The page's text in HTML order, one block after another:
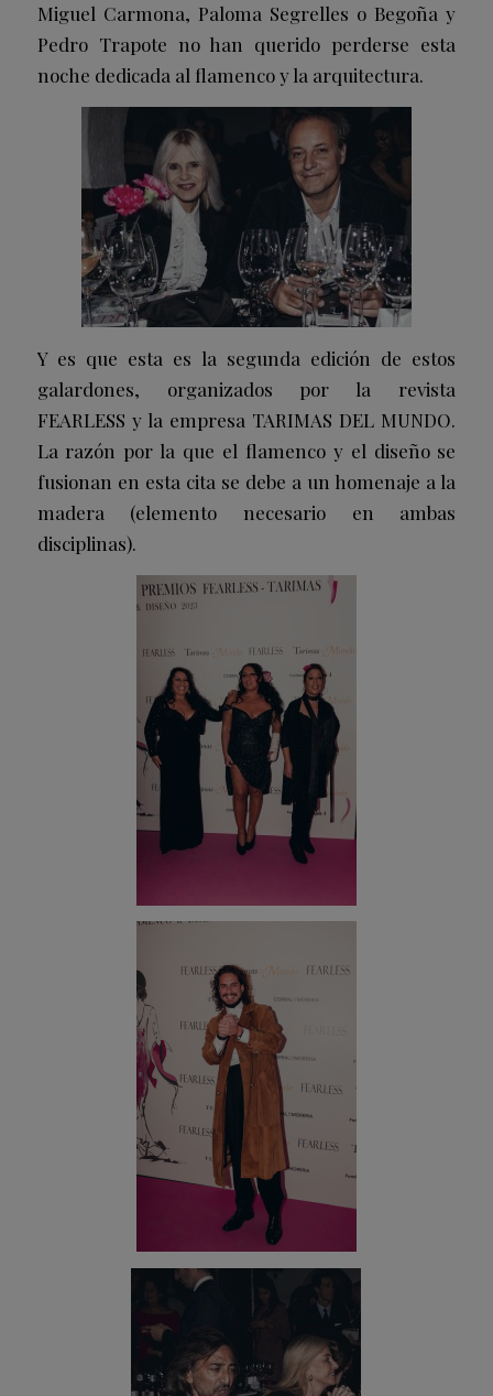
Miguel Carmona, Paloma Segrelles o Begoña y
Pedro Trapote no han querido perderse esta
noche dedicada al flamenco y la arquitectura.
Y es que esta es la segunda edición de estos
galardones, organizados por la revista
FEARLESS y la empresa TARIMAS DEL MUNDO.
La razón por la que el flamenco y el diseño se
fusionan en esta cita se debe a un homenaje a la
madera (elemento necesario en ambas
disciplinas).